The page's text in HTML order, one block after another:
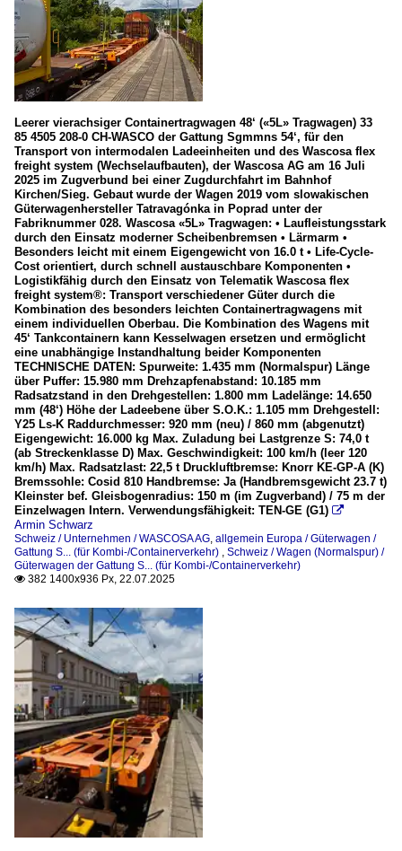
Leerer vierachsiger Containertragwagen 48‘ («5L» Tragwagen) 33
85 4505 208-0 CH-WASCO der Gattung Sgmmns 54‘, für den
Transport von intermodalen Ladeeinheiten und des Wascosa flex
freight system (Wechselaufbauten), der Wascosa AG am 16 Juli
2025 im Zugverbund bei einer Zugdurchfahrt im Bahnhof
Kirchen/Sieg. Gebaut wurde der Wagen 2019 vom slowakischen
Güterwagenhersteller Tatravagónka in Poprad unter der
Fabriknummer 028. Wascosa «5L» Tragwagen: • Laufleistungsstark
durch den Einsatz moderner Scheibenbremsen • Lärmarm •
Besonders leicht mit einem Eigengewicht von 16.0 t • Life-Cycle-
Cost orientiert, durch schnell austauschbare Komponenten •
Logistikfähig durch den Einsatz von Telematik Wascosa flex
freight system®: Transport verschiedener Güter durch die
Kombination des besonders leichten Containertragwagens mit
einem individuellen Oberbau. Die Kombination des Wagens mit
45‘ Tankcontainern kann Kesselwagen ersetzen und ermöglicht
eine unabhängige Instandhaltung beider Komponenten
TECHNISCHE DATEN: Spurweite: 1.435 mm (Normalspur) Länge
über Puffer: 15.980 mm Drehzapfenabstand: 10.185 mm
Radsatzstand in den Drehgestellen: 1.800 mm Ladelänge: 14.650
mm (48‘) Höhe der Ladeebene über S.O.K.: 1.105 mm Drehgestell:
Y25 Ls-K Raddurchmesser: 920 mm (neu) / 860 mm (abgenutzt)
Eigengewicht: 16.000 kg Max. Zuladung bei Lastgrenze S: 74,0 t
(ab Streckenklasse D) Max. Geschwindigkeit: 100 km/h (leer 120
km/h) Max. Radsatzlast: 22,5 t Druckluftbremse: Knorr KE-GP-A (K)
Bremssohle: Cosid 810 Handbremse: Ja (Handbremsgewicht 23.7 t)
Kleinster bef. Gleisbogenradius: 150 m (im Zugverband) / 75 m der
Einzelwagen Intern. Verwendungsfähigkeit: TEN-GE (G1) 
Armin Schwarz
Schweiz / Unternehmen / WASCOSA AG, allgemein Europa / Güterwagen /
Gattung S... (für Kombi-/Containerverkehr) , Schweiz / Wagen (Normalspur) /
Güterwagen der Gattung S... (für Kombi-/Containerverkehr)
 382 1400x936 Px, 22.07.2025